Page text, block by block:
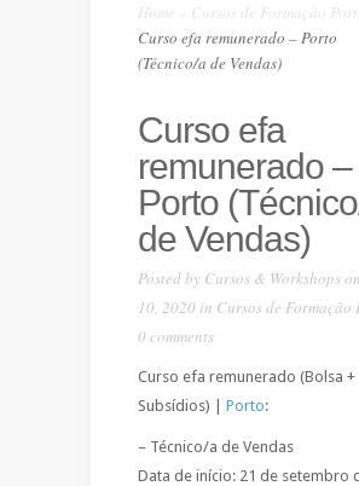
Home Cursos de Formação
Curso efa remunerado – Porto
(Técnico/a de Vendas)
Curso efa
remunerado –
Porto
de Vendas)
Posted by Cursos & Workshops
10, 2020 in Cursos de Formação
0 comments
Curso efa remunerado (Bolsa +
Subsídios) | Porto:
– Técnico/a de Vendas
Data de início: 21 de setembro